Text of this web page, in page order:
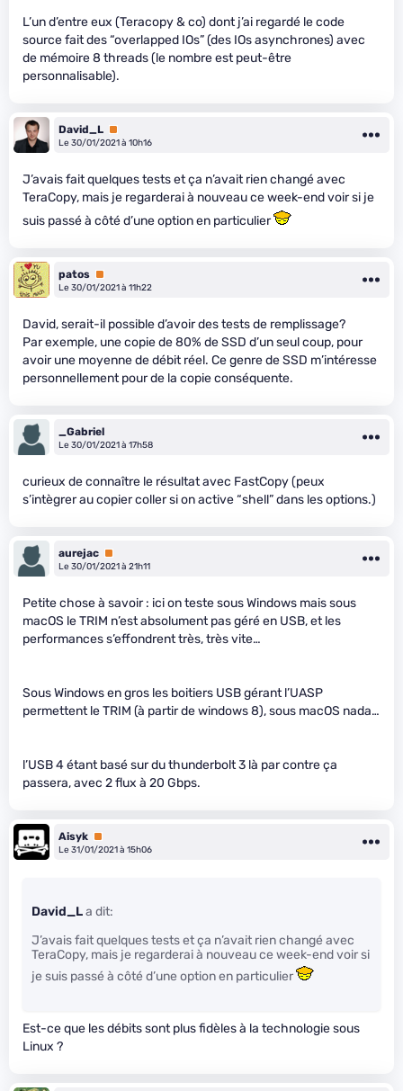
L’un d’entre eux (Teracopy & co) dont j’ai regardé le code
source fait des “overlapped IOs” (des IOs asynchrones) avec
de mémoire 8 threads (le nombre est peut-être
personnalisable).
David_L Premium
Le 30/01/2021 à 10h16
J’avais fait quelques tests et ça n’avait rien changé avec
TeraCopy, mais je regarderai à nouveau ce week-end voir si je
suis passé à côté d’une option en particulier
patos Premium
Le 30/01/2021 à 11h22
David, serait-il possible d’avoir des tests de remplissage?
Par exemple, une copie de 80% de SSD d’un seul coup, pour
avoir une moyenne de débit réel. Ce genre de SSD m’intéresse
personnellement pour de la copie conséquente.
_Gabriel
Le 30/01/2021 à 17h58
curieux de connaître le résultat avec FastCopy (peux
s’intègrer au copier coller si on active “shell” dans les options.)
aurejac Premium
Le 30/01/2021 à 21h11
Petite chose à savoir : ici on teste sous Windows mais sous
macOS le TRIM n’est absolument pas géré en USB, et les
performances s’effondrent très, très vite…
Sous Windows en gros les boitiers USB gérant l’UASP
permettent le TRIM (à partir de windows 8), sous macOS nada…
l’USB 4 étant basé sur du thunderbolt 3 là par contre ça
passera, avec 2 flux à 20 Gbps.
Aisyk Premium
Le 31/01/2021 à 15h06
David_La dit:
J’avais fait quelques tests et ça n’avait rien changé avec
TeraCopy, mais je regarderai à nouveau ce week-end voir si
je suis passé à côté d’une option en particulier
Est-ce que les débits sont plus fidèles à la technologie sous
Linux ?